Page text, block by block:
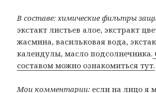
В составе: химические фильтры
экстакт листьев алое, экстракт
жасмина, васильковая вода,
календулы, масло подсолнечника.
составом можно ознакомиться тут.
Мои комментарии: если на лицо я